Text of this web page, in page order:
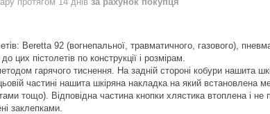
Beretta 92 (вогнепальної, травматичного, газового),
пістолетів по конструкції і розмірам.
гарячого тиснення. На задній стороні кобури нашита
частині нашита шкіряна накладка на який встановлена
тощо). Відповідна частина кнопки хлястика втоплена і
заклепками.